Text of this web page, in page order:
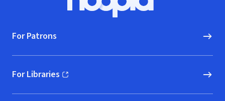
Hoopla logo, Go to homepage
For Patrons
For Libraries
(opens in new window)